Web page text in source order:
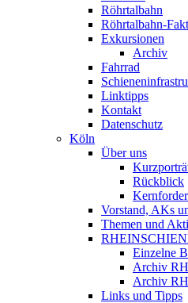
Röhrtalbahn
Röhrtalbahn-
Exkursionen
Archiv
Fahrrad
Linktipps
Kontakt
Datenschutz
Köln
Über uns
Rückblick
Vorstand, AKs
Themen und
Einzelne
Archiv
Archiv
Links und Tipps